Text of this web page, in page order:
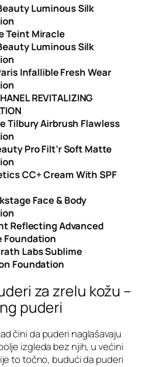
Luminous Silk
Teint Miracle
Luminous Silk
Infallible Fresh Wear
REVITALIZING
Tilbury Airbrush Flawless
Pro Filt’r Soft Matte
CC+ Cream With SPF
Face & Body
Reflecting Advanced
Foundation
Labs Sublime
Foundation
za zrelu kožu –
puderi
čini da puderi naglašavaju
izgleda bez njih, u većini
to točno, budući da puderi